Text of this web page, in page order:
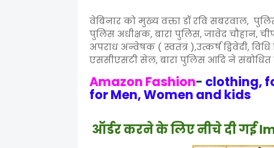
वेबिनार को मुख्य वक्ता डॉ रवि सबरवाल,
पुलिस अधीक्षक, बारां पुलिस, जावेद
अपराध अन्वेषक ( स्वतंत्र ),उत्कर्ष द्विवेदी,
एससीएसटी सेल, बारां पुलिस आदि ने संबोधित
Amazon Fashion- clothing,
for Men, Women and kids
ऑर्डर करने के लिए नीचे दी गई